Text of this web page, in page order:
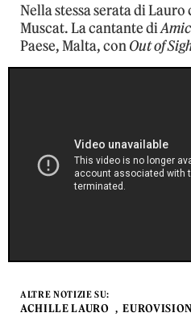
Nella stessa serata di Lauro
Muscat. La cantante di
Paese, Malta, conOut of
ALTRE NOTIZIE SU:
ACHILLE LAURO